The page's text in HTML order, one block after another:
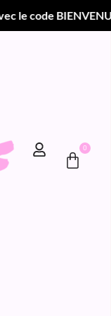
• Livraison
0